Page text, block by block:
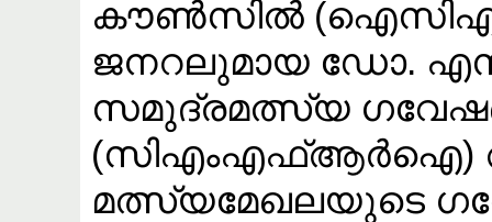
കൗൺസിൽ
ജനറലുമായ ഡോ.
സമുദ്രമത്സ്യ
(സിഎംഎഫ്ആർഐ)
മത്സ്യമേഖലയുടെ